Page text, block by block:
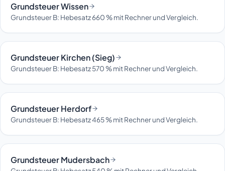
Grundsteuer Wissen
Grundsteuer B: Hebesatz 660 % mit Rechner und Vergleich.
Grundsteuer Kirchen (Sieg)
Grundsteuer B: Hebesatz 570 % mit Rechner und Vergleich.
Grundsteuer Herdorf
Grundsteuer B: Hebesatz 465 % mit Rechner und Vergleich.
Grundsteuer Mudersbach